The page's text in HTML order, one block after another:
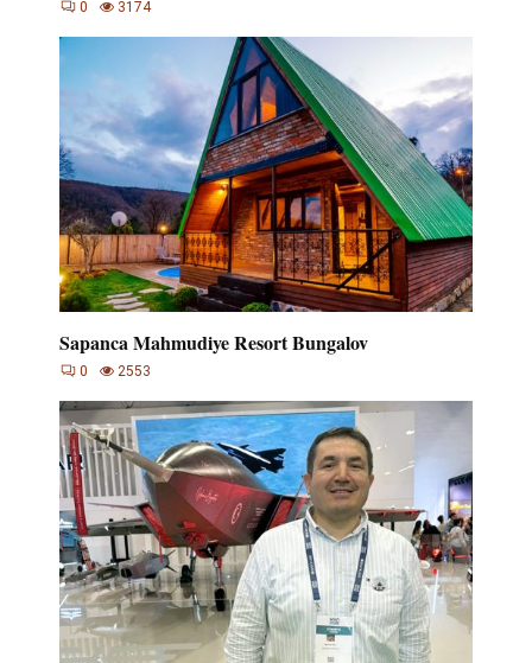
0 3174
Sapanca Mahmudiye Resort Bungalov
0 2553